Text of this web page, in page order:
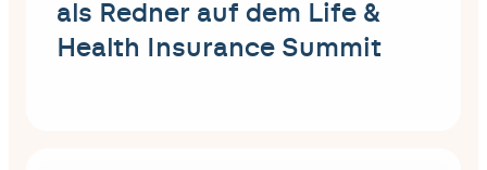
als Redner auf dem Life &
Health Insurance Summit